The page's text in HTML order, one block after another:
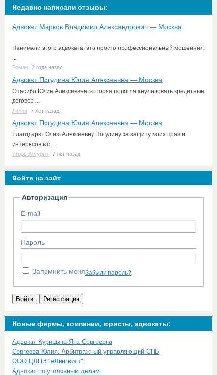
Недавно написали отзывы:
Адвокат Марков Владимир Александрович — Москва
Нанимали этого адвоката, это просто профессиональный мошенник.
...
Роман 2 года назад
Адвокат Погудина Юлия Алексеевна — Москва
Спасибо Юлие Алексеевне, которая попогла анулировать кредитные
договор ...
Лилия 7 лет назад
Адвокат Погудина Юлия Алексеевна — Москва
Благодарю Юлию Алексеевну Погудину за защиту моих прав и
интересов в с ...
Игорь Акчурин 7 лет назад
Войти на сайт
Авторизация
E-mail
Пароль
Запомнить меняЗабыли пароль?
Войти Регистрация
Новые фирмы, компании, юристы, адвокаты:
Адвокат Курицына Яна Сергеевна
Сергеева Юлия. Арбитражный управляющий СПБ
ООО ЦЛПЭ "еЛингвист"
Адвокат по уголовным делам